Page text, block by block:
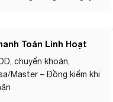
Toán Linh Hoạt
chuyển khoản,
Master – Đồng kiểm khi